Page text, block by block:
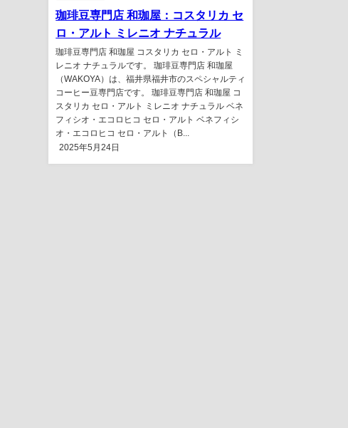
珈琲豆専門店 和珈屋：コスタリカ セ
ロ・アルト ミレニオ ナチュラル
珈琲豆専門店 和珈屋 コスタリカ セロ・アルト ミ
レニオ ナチュラルです。 珈琲豆専門店 和珈屋
（WAKOYA）は、福井県福井市のスペシャルティ
コーヒー豆専門店です。 珈琲豆専門店 和珈屋 コ
スタリカ セロ・アルト ミレニオ ナチュラル ベネ
フィシオ・エコロヒコ セロ・アルト ベネフィシ
オ・エコロヒコ セロ・アルト（B...
2025年5月24日